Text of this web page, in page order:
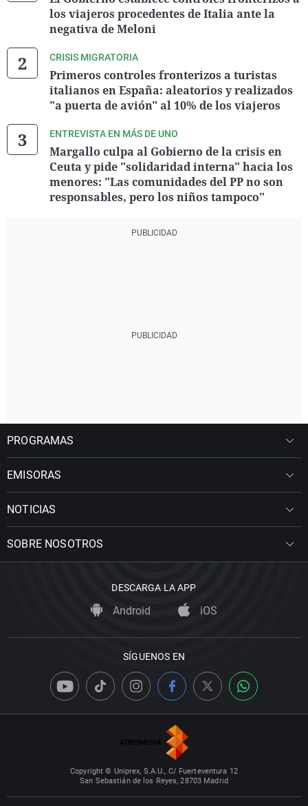
los viajeros procedentes de Italia ante la
negativa de Meloni
CRISIS MIGRATORIA
Primeros controles fronterizos a turistas
italianos en España: aleatorios y realizados
"a puerta de avión" al 10% de los viajeros
ENTREVISTA EN MÁS DE UNO
Margallo culpa al Gobierno de la crisis en
Ceuta y pide "solidaridad interna" hacia los
menores: "Las comunidades del PP no son
responsables, pero los niños tampoco"
PROGRAMAS
EMISORAS
NOTICIAS
SOBRE NOSOTROS
DESCARGA LA APP
Android iOS
SÍGUENOS EN
Copyright © Uniprex, S.A.U., C/ Fuerteventura 12
San Sebastián de los Reyes, 28703 Madrid